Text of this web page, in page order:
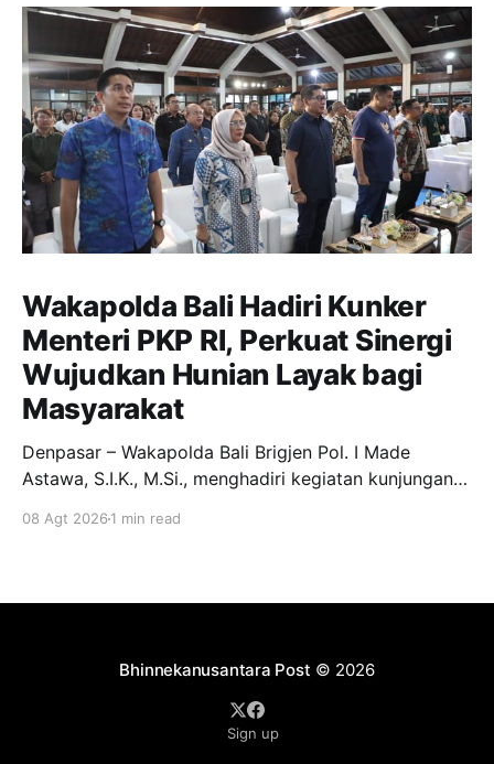
Wakapolda Bali Hadiri Kunker
Menteri PKP RI, Perkuat Sinergi
Wujudkan Hunian Layak bagi
Masyarakat
Denpasar – Wakapolda Bali Brigjen Pol. I Made
Astawa, S.I.K., M.Si., menghadiri kegiatan kunjungan
(PKP) Republik Indonesia ke Provinsi Bali yang
08 Agt 2026 1 min read
Bhinnekanusantara Post © 2026
Sign up